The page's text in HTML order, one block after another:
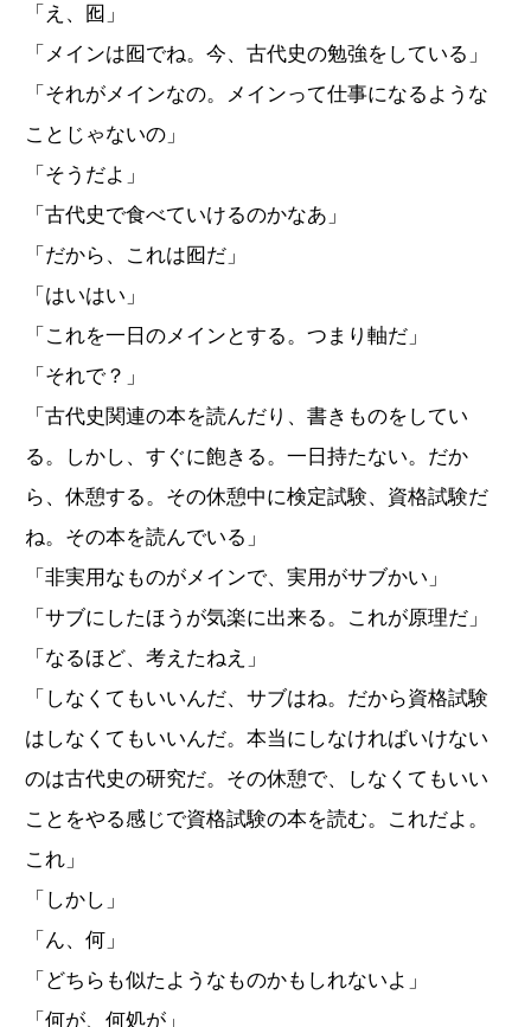
「え、囮」
「メインは囮でね。今、古代史の勉強をしている」
「それがメインなの。メインって仕事になるような
ことじゃないの」
「そうだよ」
「古代史で食べていけるのかなあ」
「だから、これは囮だ」
「はいはい」
「これを一日のメインとする。つまり軸だ」
「それで？」
「古代史関連の本を読んだり、書きものをしてい
る。しかし、すぐに飽きる。一日持たない。だか
ら、休憩する。その休憩中に検定試験、資格試験だ
ね。その本を読んでいる」
「非実用なものがメインで、実用がサブかい」
「サブにしたほうが気楽に出来る。これが原理だ」
「なるほど、考えたねえ」
「しなくてもいいんだ、サブはね。だから資格試験
はしなくてもいいんだ。本当にしなければいけない
のは古代史の研究だ。その休憩で、しなくてもいい
ことをやる感じで資格試験の本を読む。これだよ。
これ」
「しかし」
「ん、何」
「どちらも似たようなものかもしれないよ」
「何が、何処が」